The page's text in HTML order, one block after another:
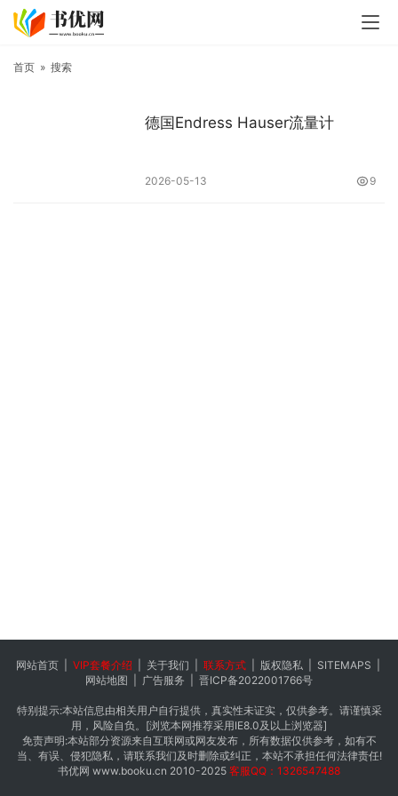
首页 » 搜索
德国Endress Hauser流量计
2026-05-13 9
网站首页| VIP套餐介绍 关于我们 联系方式| 版权隐私| SITEMAPS
网站地图
广告服务 晋ICP备2022001766号
特别提示:本站信息由相关用户自行提供，真实性未证实，仅供参考。请谨慎采
用，风险自负。[浏览本网推荐采用IE8.0及以上浏览器]
免责声明:本站部分资源来自互联网或网友发布，所有数据仅供参考，如有不
当、有误、侵犯隐私，请联系我们及时删除或纠正，本站不承担任何法律责任!
书优网 www.booku.cn 2010-2025 客服QQ：1326547488